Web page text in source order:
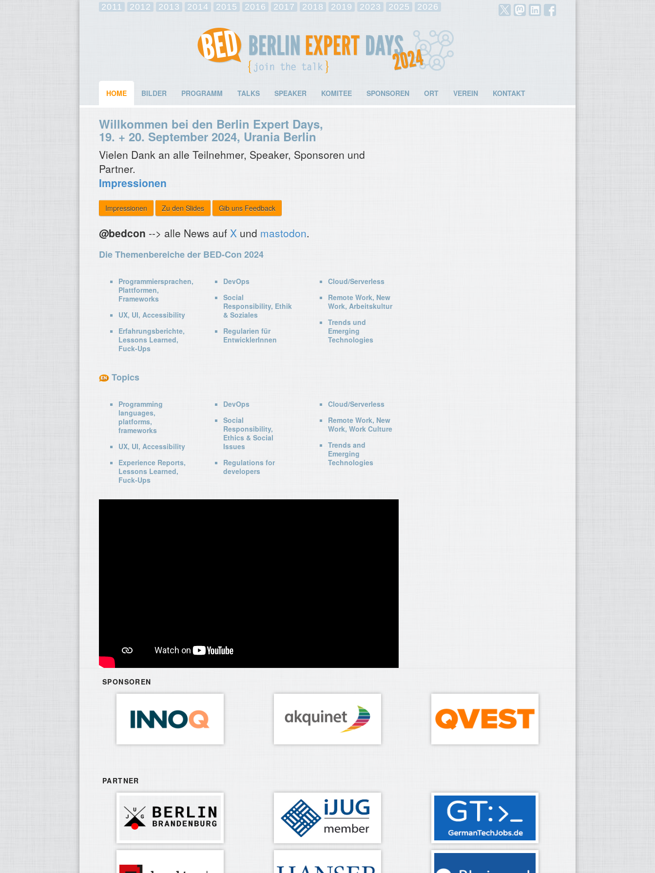
2011 2012 2013 2014 2015 2016 2017 2018 2019 2023 2025 2026
HOME BILDER PROGRAMM TALKS SPEAKER KOMITEE SPONSOREN ORT VEREIN KONTAKT
Willkommen bei den Berlin Expert Days,
19. + 20. September 2024, Urania Berlin
Vielen Dank an alle Teilnehmer, Speaker, Sponsoren und
Partner.
Impressionen
Impressionen Zu den Slides Gib uns Feedback
@bedcon --> alle News auf X und mastodon.
Die Themenbereiche der BED-Con 2024
Programmiersprachen,
Plattformen,
Frameworks
UX, UI, Accessibility
Erfahrungsberichte,
Lessons Learned,
Fuck-Ups
DevOps
Social
Responsibility, Ethik
& Soziales
Regularien für
EntwicklerInnen
Cloud/Serverless
Remote Work, New
Work, Arbeitskultur
Trends und
Emerging
Technologies
Topics
Programming
languages,
platforms,
frameworks
UX, UI, Accessibility
Experience Reports,
Lessons Learned,
Fuck-Ups
DevOps
Social
Responsibility,
Ethics & Social
Issues
Regulations for
developers
Cloud/Serverless
Remote Work, New
Work, Work Culture
Trends and
Emerging
Technologies
SPONSOREN
PARTNER